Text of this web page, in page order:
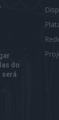
do
será